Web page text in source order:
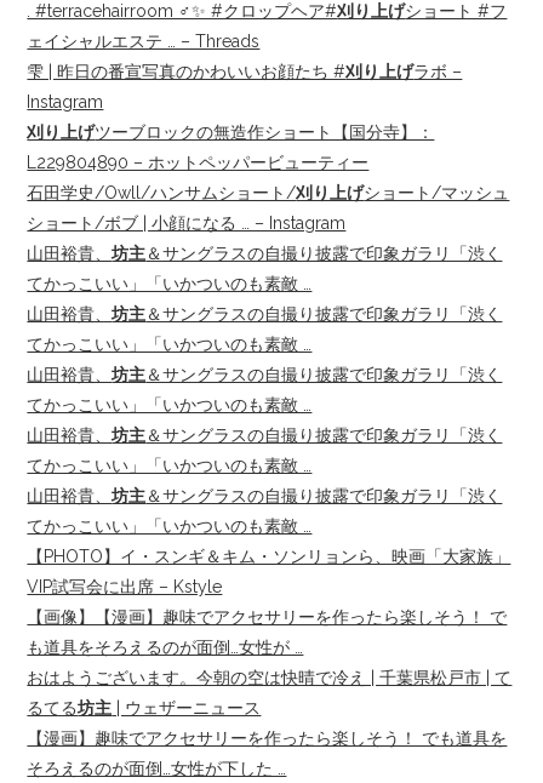
. #terracehairroom ‍♂️✨️ #クロップヘア#刈り上げショート #フ
ェイシャルエステ … – Threads
雫 | 昨日の番宣写真のかわいいお顔たち #刈り上げラボ –
Instagram
刈り上げツーブロックの無造作ショート【国分寺】：
L229804890 – ホットペッパービューティー
石田学史/Owll/ハンサムショート/刈り上げショート/マッシュ
ショート/ボブ | 小顔になる … – Instagram
山田裕貴、坊主＆サングラスの自撮り披露で印象ガラリ「渋く
てかっこいい」「いかついのも素敵 …
山田裕貴、坊主＆サングラスの自撮り披露で印象ガラリ「渋く
てかっこいい」「いかついのも素敵 …
山田裕貴、坊主＆サングラスの自撮り披露で印象ガラリ「渋く
てかっこいい」「いかついのも素敵 …
山田裕貴、坊主＆サングラスの自撮り披露で印象ガラリ「渋く
てかっこいい」「いかついのも素敵 …
山田裕貴、坊主＆サングラスの自撮り披露で印象ガラリ「渋く
てかっこいい」「いかついのも素敵 …
【PHOTO】イ・スンギ＆キム・ソンリョンら、映画「大家族」
VIP試写会に出席 – Kstyle
【画像】【漫画】趣味でアクセサリーを作ったら楽しそう！ で
も道具をそろえるのが面倒…女性が …
おはようございます。今朝の空は快晴で冷え | 千葉県松戸市 | て
るてる坊主 | ウェザーニュース
【漫画】趣味でアクセサリーを作ったら楽しそう！ でも道具を
そろえるのが面倒…女性が下した …